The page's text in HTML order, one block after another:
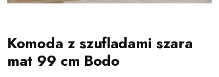
Komoda z szufladami szara
mat 99 cm Bodo